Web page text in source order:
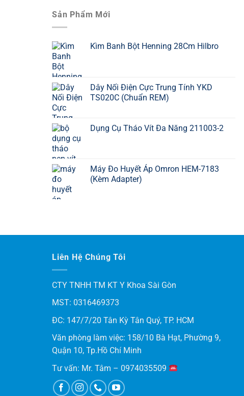
Sản Phẩm Mới
Kìm Banh Bột Henning 28Cm Hilbro
Dây Nối Điện Cực Trung Tính YKD
TS020C (Chuẩn REM)
Dụng Cụ Tháo Vít Đa Năng 211003-2
Máy Đo Huyết Áp Omron HEM-7183
(Kèm Adapter)
Liên Hệ Chúng Tôi
CTY TNHH TM KT Y Khoa Sài Gòn
MST: 0316469373
ĐC: 147/7/20 Tân Kỳ Tân Quý, TP. HCM
Văn phòng làm việc: 158/10 Bà Hạt, Phường 9,
Quận 10, Tp.Hồ Chí Minh
Tư vấn: Mr. Tâm – 0974035509